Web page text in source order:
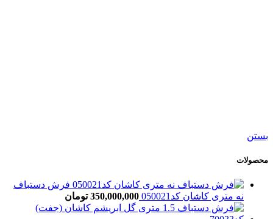
بستن
محصولات
فرش دستباف
نه متری کاشان کد050021
350,000,000 تومان